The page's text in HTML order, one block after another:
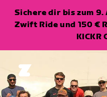
Sichere dir bis zum
Zwift Ride und 150 €
KICKR